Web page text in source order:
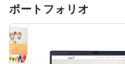
ポートフォリオ